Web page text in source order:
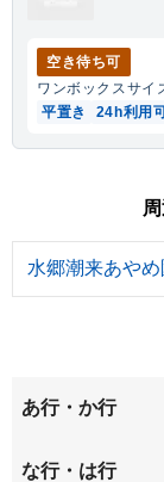
空き待ち可
ワンボックスサイ
平置き
24h利用
水郷潮来あやめ
あ行・か行
あやめ
な行・は行